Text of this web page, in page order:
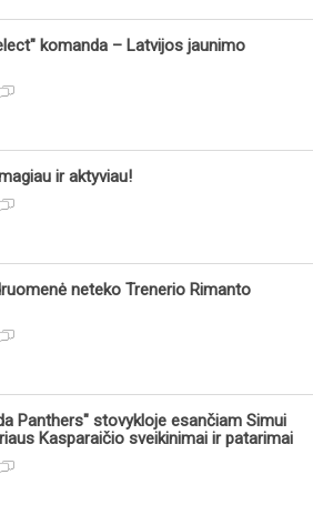
komanda – Latvijos jaunimo
ir aktyviau!
neteko Trenerio Rimanto
Panthers" stovykloje esančiam Simui
Kasparaičio sveikinimai ir patarimai